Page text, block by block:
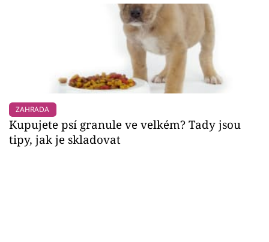
ZAHRADA
Kupujete psí granule ve velkém? Tady jsou
tipy, jak je skladovat